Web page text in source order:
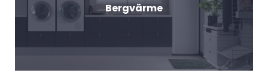
Bergvärme